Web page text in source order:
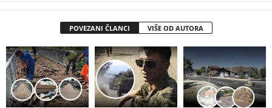
POVEZANI ČLANCI VIŠE OD AUTORA